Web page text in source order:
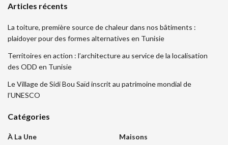
Articles récents
La toiture, première source de chaleur dans nos bâtiments :
plaidoyer pour des formes alternatives en Tunisie
Territoires en action : l’architecture au service de la localisation
des ODD en Tunisie
Le Village de Sidi Bou Saïd inscrit au patrimoine mondial de
l’UNESCO
Catégories
À La Une
Maisons